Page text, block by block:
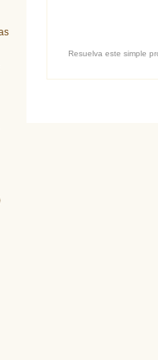
Resuelva este simple